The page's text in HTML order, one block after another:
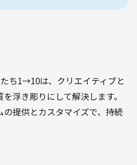
ち1→10は、クリエイティブと
浮き彫りにして解決します。
提供とカスタマイズで、持続